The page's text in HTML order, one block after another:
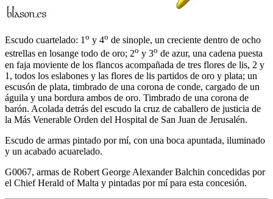
Escudo cuartelado: 1 o y 4o de sinople, un creciente dentro de ocho
estrellas en losange todo de oro; 2o y 3o de azur, una cadena puesta
en faja moviente de los flancos acompañada de tres flores de lis, 2 y
1, todos los eslabones y las flores de lis partidos de oro y plata; un
escusón de plata, timbrado de una corona de conde, cargado de un
águila y una bordura ambos de oro. Timbrado de una corona de
barón. Acolada detrás del escudo la cruz de caballero de justicia de
la Más Venerable Orden del Hospital de San Juan de Jerusalén.
Escudo de armas pintado por mí, con una boca apuntada, iluminado
y un acabado acuarelado.
G0067, armas de Robert George Alexander Balchin concedidas por
el Chief Herald of Malta y pintadas por mí para esta concesión.